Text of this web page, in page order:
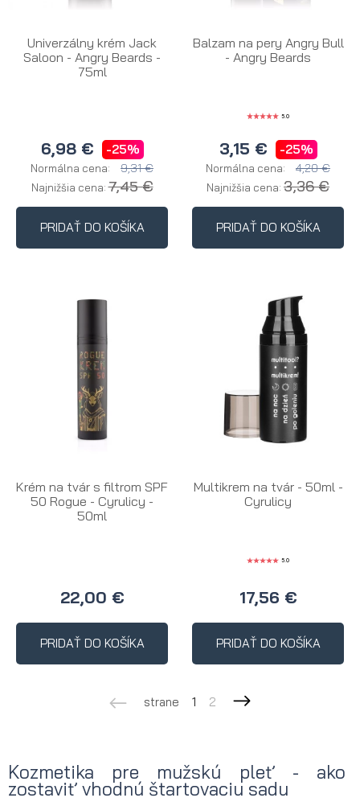
Univerzálny krém Jack
Saloon - Angry Beards -
75ml
6,98 € -25%
Normálna cena: 9,31 €
Najnižšia cena:7,45 €
PRIDAŤ DO KOŠÍKA
Balzam na pery Angry Bull
- Angry Beards
5.0
3,15 € -25%
Normálna cena: 4,20 €
Najnižšia cena: 3,36 €
PRIDAŤ DO KOŠÍKA
Krém na tvár s filtrom SPF
50 Rogue - Cyrulicy -
50ml
22,00 €
PRIDAŤ DO KOŠÍKA
Multikrem na tvár - 50ml -
Cyrulicy
5.0
17,56 €
PRIDAŤ DO KOŠÍKA
strane 1 2
Kozmetika pre mužskú pleť - ako
zostaviť vhodnú štartovaciu sadu